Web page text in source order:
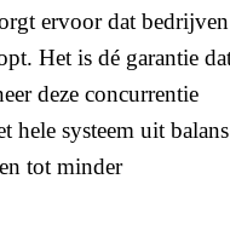
ervoor dat bedrijven
Het is dé garantie
deze concurrentie
hele systeem uit balans
tot minder